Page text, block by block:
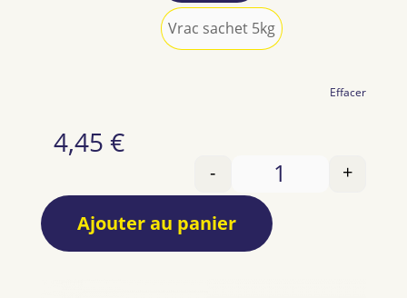
Vrac sachet 5kg
Vrac sachet 5kg
Effacer
4,45 €
quantité de
- +
Ajouter au panier